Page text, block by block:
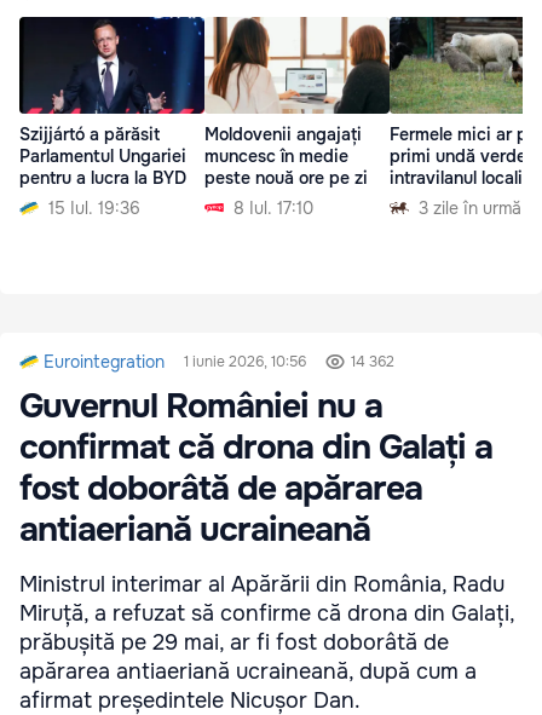
Szijjártó a părăsit
Parlamentul Ungariei
pentru a lucra la BYD
15 Iul. 19:36
Moldovenii angajați
muncesc în medie
peste nouă ore pe zi
8 Iul. 17:10
Fermele mici ar
primi undă verde
intravilanul
3 zile în urmă
Eurointegration 1 iunie 2026, 10:56 14 362
Guvernul României nu a
confirmat că drona din Galați a
fost doborâtă de apărarea
antiaeriană ucraineană
Ministrul interimar al Apărării din România, Radu
Miruță, a refuzat să confirme că drona din Galați,
prăbușită pe 29 mai, ar fi fost doborâtă de
apărarea antiaeriană ucraineană, după cum a
afirmat președintele Nicușor Dan.